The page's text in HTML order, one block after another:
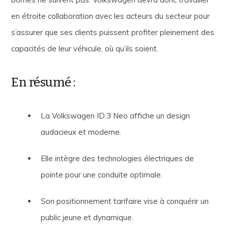
en étroite collaboration avec les acteurs du secteur pour
s’assurer que ses clients puissent profiter pleinement des
capacités de leur véhicule, où qu’ils soient.
En résumé :
La Volkswagen ID.3 Neo affiche un design
audacieux et moderne.
Elle intègre des technologies électriques de
pointe pour une conduite optimale.
Son positionnement tarifaire vise à conquérir un
public jeune et dynamique.